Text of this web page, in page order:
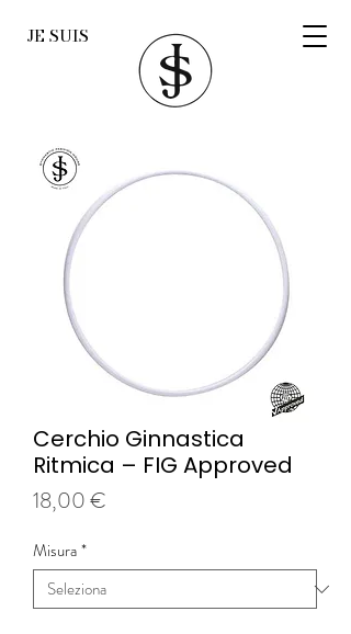
JE SUIS
Cerchio Ginnastica
Ritmica – FIG Approved
18,00 €
Misura*